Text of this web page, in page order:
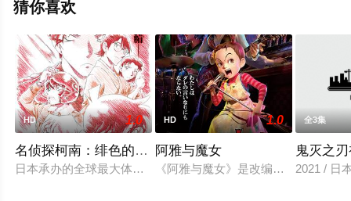
小林龙之,齐藤渚等演员精彩演绎的日本动漫，大结局剧情
全集就上星空影视，更多相关信息可移步至豆瓣动漫、电
视猫或剧情网等平台了解。
猜你喜欢
HD 1.0
名侦探柯南：绯色的子弹
日本承办的全球最大体育盛事WSG即将在东京举办开幕式。 为
HD 1.0
阿雅与魔女
《阿雅与魔女》是改编自戴安娜·韦
全3集
鬼灭之
2021 / 日